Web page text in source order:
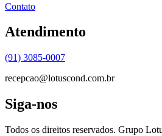
Contato
Atendimento
(91) 3085-0007
recepcao@lotuscond.com.br
Siga-nos
Todos os direitos reservados. Grupo